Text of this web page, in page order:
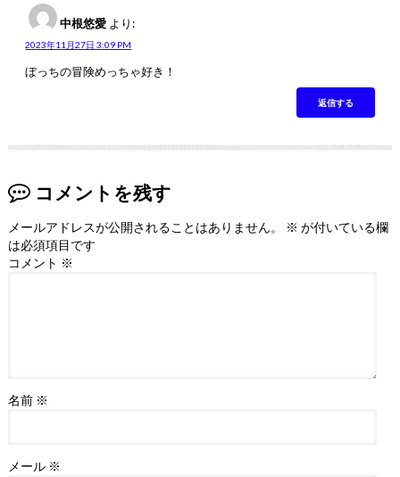
中根悠愛 より:
2023年11月27日 3:09 PM
ぼっちの冒険めっちゃ好き！
返信する
コメントを残す
メールアドレスが公開されることはありません。 ※ が付いている欄
は必須項目です
コメント ※
名前 ※
メール ※